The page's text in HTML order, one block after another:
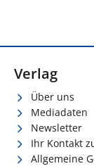
Verlag
Über uns
Mediadaten
Newsletter
Ihr Kontakt
Allgemeine